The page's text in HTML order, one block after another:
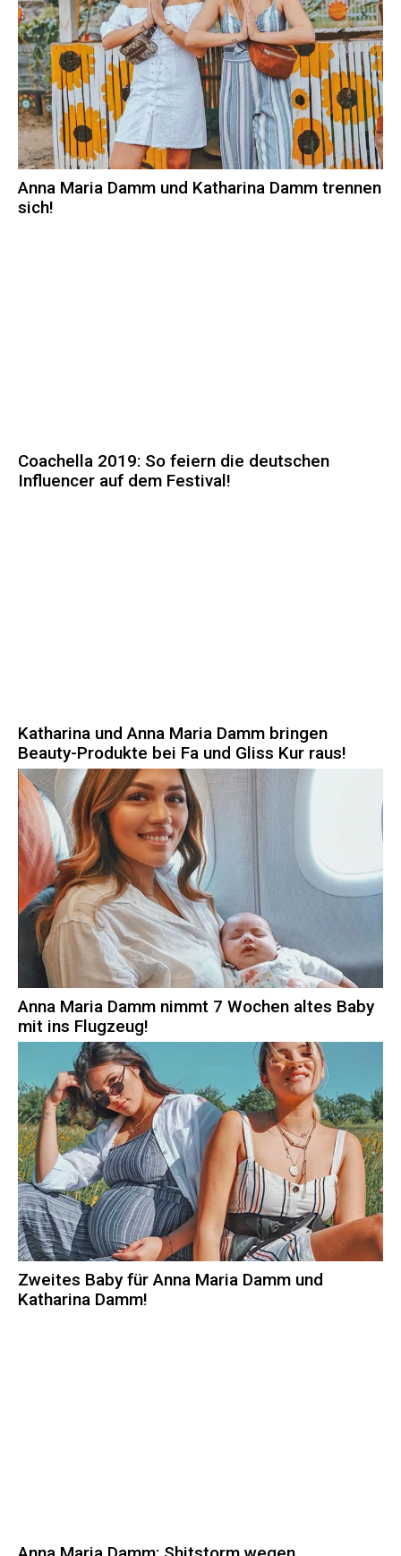
Anna Maria Damm und Katharina Damm trennen
sich!
Coachella 2019: So feiern die deutschen
Influencer auf dem Festival!
Katharina und Anna Maria Damm bringen
Beauty-Produkte bei Fa und Gliss Kur raus!
Anna Maria Damm nimmt 7 Wochen altes Baby
mit ins Flugzeug!
Zweites Baby für Anna Maria Damm und
Katharina Damm!